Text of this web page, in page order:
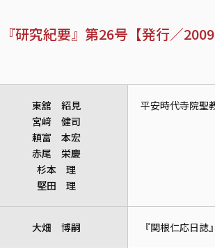
『研究紀要』第26号【発行／2009
東舘 紹見
宮﨑 健司
頼富 本宏
赤尾 栄慶
杉本 理
堅田 理
平安時代寺院聖
大畑 博嗣 『関根仁応日